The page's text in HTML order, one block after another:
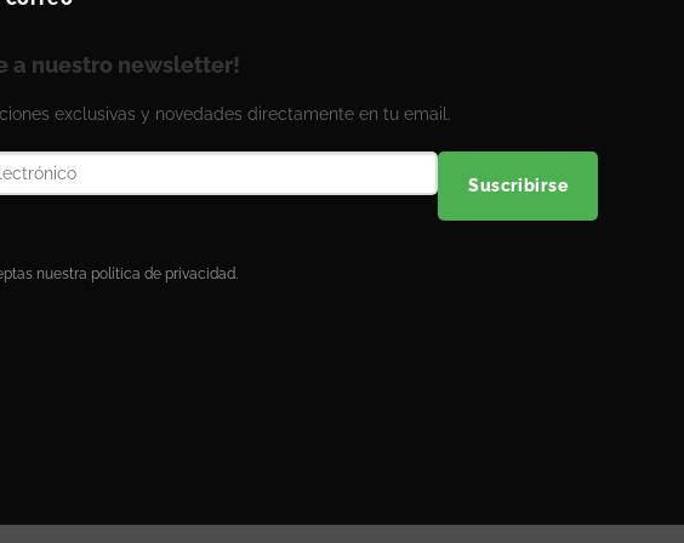
a nuestro newsletter!
exclusivas y novedades directamente en tu email.
Suscribirse
nuestra política de privacidad.